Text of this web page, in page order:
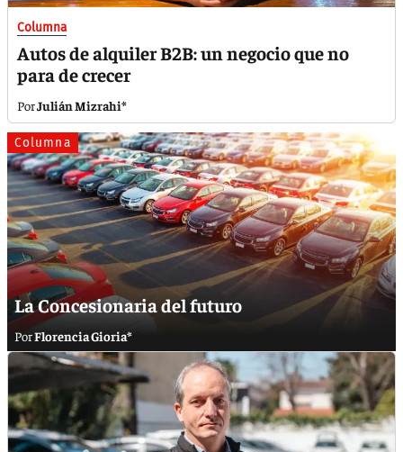
Columna
Autos de alquiler B2B: un negocio que no
para de crecer
Julián Mizrahi*
Columna
La Concesionaria del futuro
Florencia Gioria*